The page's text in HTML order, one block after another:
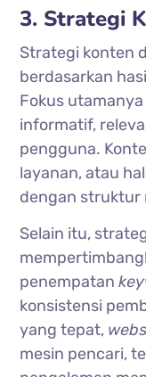
3. Strategi
Strategi konten
berdasarkan
Fokus
informatif,
pengguna.
layanan, atau
dengan struktur
Selain itu,
penempatan
konsistensi
yang tepat,
mesin pencari,